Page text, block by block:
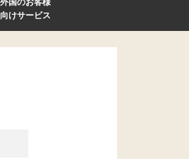
外国のお客様
向けサービス